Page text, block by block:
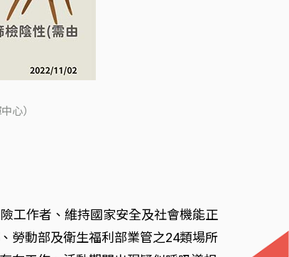
心）
工作者、維持國家安全及社會機能正
勞動部及衛生福利部業管之24類場所